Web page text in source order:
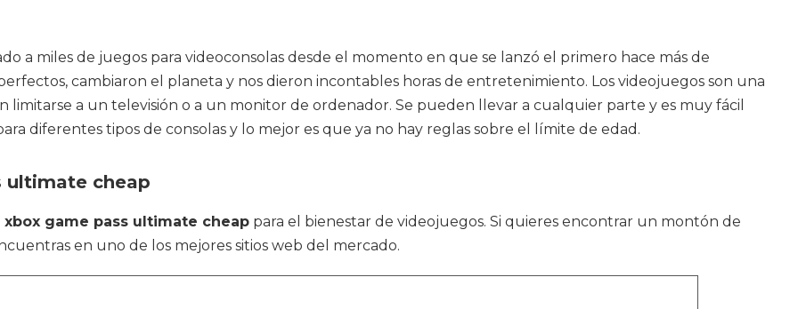
a miles de juegos para videoconsolas desde el momento en que se lanzó el primero hace más de
cambiaron el planeta y nos dieron incontables horas de entretenimiento. Los videojuegos son una
a un televisión o a un monitor de ordenador. Se pueden llevar a cualquier parte y es muy fácil
diferentes tipos de consolas y lo mejor es que ya no hay reglas sobre el límite de edad.
ultimate cheap
xbox game pass ultimate cheap para el bienestar de videojuegos. Si quieres encontrar un montón de
en uno de los mejores sitios web del mercado.